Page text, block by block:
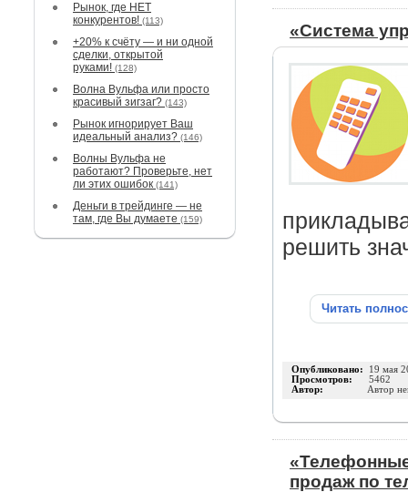
Рынок, где НЕТ
конкурентов! (113)
+20% к счёту — и ни одной
сделки, открытой
руками! (128)
Волна Вульфа или просто
красивый зигзаг? (143)
Рынок игнорирует Ваш
идеальный анализ? (146)
Волны Вульфа не
работают? Проверьте, нет
ли этих ошибок (141)
Деньги в трейдинге — не
там, где Вы думаете (159)
«Система
решить
Читать
Опубликовано: 19 мая
Просмотров: 5462
Автор: Автор
продаж по